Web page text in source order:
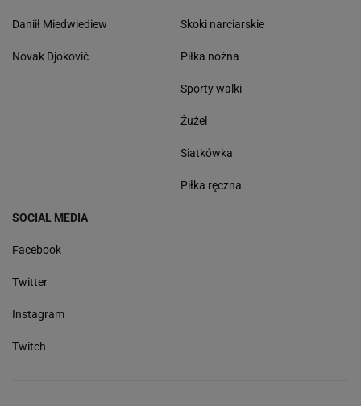
Daniił Miedwiediew
Novak Djoković
Skoki narciarskie
Piłka nożna
Sporty walki
Żużel
Siatkówka
Piłka ręczna
SOCIAL MEDIA
Facebook
Twitter
Instagram
Twitch